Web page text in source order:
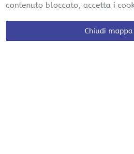
contenuto bloccato, accetta i
Chiudi mappa